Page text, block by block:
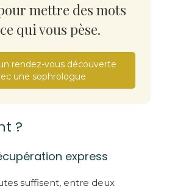
mettre des mots
qui vous pèse.
rendez-vous découverte
une sophrologue
?
express
suffisent, entre deux